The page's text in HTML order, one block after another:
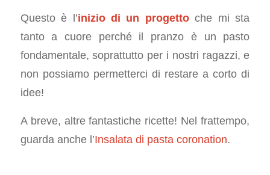
Questo è l’inizio di un progettoche mi sta
tanto a cuore perché il pranzo è un pasto
fondamentale, soprattutto per i nostri ragazzi, e
non possiamo permetterci di restare a corto di
idee!
A breve, altre fantastiche ricette! Nel frattempo,
guarda anche l’Insalata di pasta coronation.